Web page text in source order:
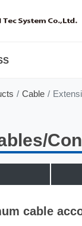
Cable
cable